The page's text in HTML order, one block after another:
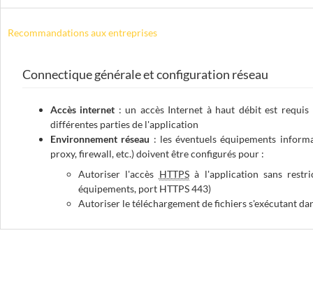
Recommandations aux entreprises
Connectique générale et configuration réseau
Accès internet : un accès Internet à haut débit est
différentes parties de l'application
Environnement réseau : les éventuels équipements
proxy, firewall, etc.) doivent être configurés pour :
Autoriser l'accès HTTPSà l'application sans
équipements, port HTTPS 443)
Autoriser le téléchargement de fichiers s'exécutant